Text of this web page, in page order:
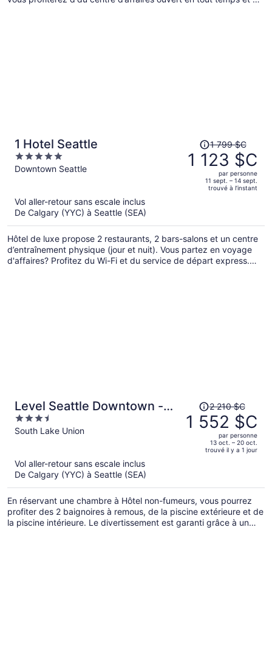
1 Hotel Seattle
5
out
Downtown Seattle
prix
était
de 1 799 $C,
de 1 123 $C
par
personne.
1 799 $C
1 123 $C
par personne
11 sept. – 14 sept.
trouvé à l’instant
Vol aller-retour sans escale inclus
De Calgary (YYC) à Seattle (SEA)
Hôtel de luxe propose 2 restaurants, 2 bars-salons et un centre
d’entraînement physique (jour et nuit). Vous partez en voyage
d'affaires? Profitez du Wi-Fi et du service de départ express.
Level Seattle Downtown -
South Lake Union
3.5
out
South Lake Union
prix
était
de 2 210 $C,
de 1 552 $C
par
personne.
2 210 $C
1 552 $C
par personne
13 oct. – 20 oct.
trouvé il y a 1 jour
Vol aller-retour sans escale inclus
De Calgary (YYC) à Seattle (SEA)
En réservant une chambre à Hôtel non-fumeurs, vous pourrez
profiter des 2 baignoires à remous, de la piscine extérieure et de
la piscine intérieure. Le divertissement est garanti grâce à un